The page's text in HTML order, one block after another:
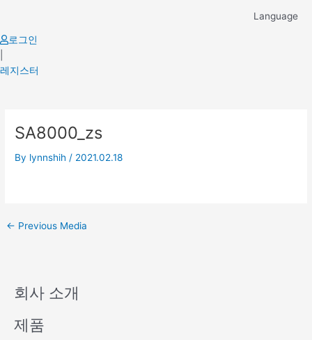
content
Language
로그인
레지스터
SA8000_zs
By lynnshih / 2021.02.18
navigation
← Previous Media
회사 소개
제품